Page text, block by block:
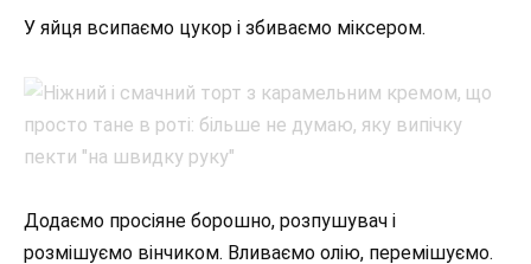
У яйця всипаємо цукор і збиваємо міксером.
Додаємо просіяне борошно, розпушувач і
розмішуємо вінчиком. Вливаємо олію, перемішуємо.